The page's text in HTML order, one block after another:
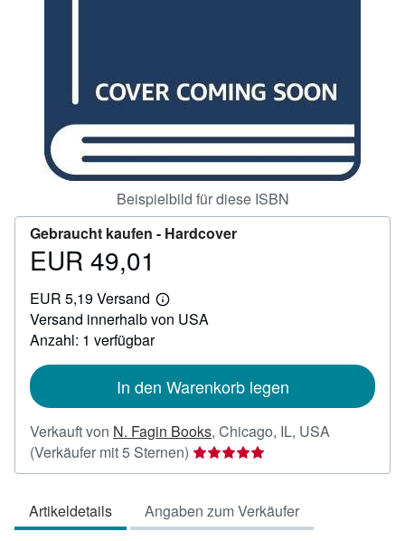
Beispielbild für diese ISBN
Gebraucht kaufen - Hardcover
Preis
49,01
EUR 49,01
EUR 5,19 Versand
Weitere
Informationen
Versand innerhalb von USA
Anzahl: 1 verfügbar
In den Warenkorb legen
Verkauft von N. Fagin Books, Chicago, IL, USA
(Verkäufer mit 5 Sternen) Verkäuferbewertung
5
5
Sternen
Artikeldetails Angaben zum Verkäufer